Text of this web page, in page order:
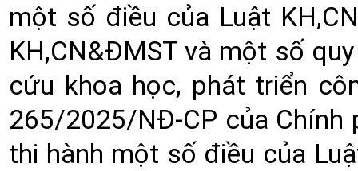
một số điều của Luật
KH,CN&ĐMST và một số
cứu khoa học, phát triển
265/2025/NĐ-CP của Chính
thi hành một số điều của